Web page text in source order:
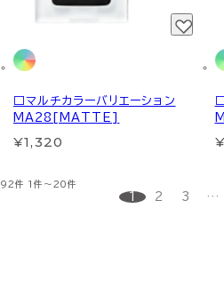
□マルチカラーバリエーション
MA28[MATTE]
¥1,320
92件 1件～20件
1 2 3 …